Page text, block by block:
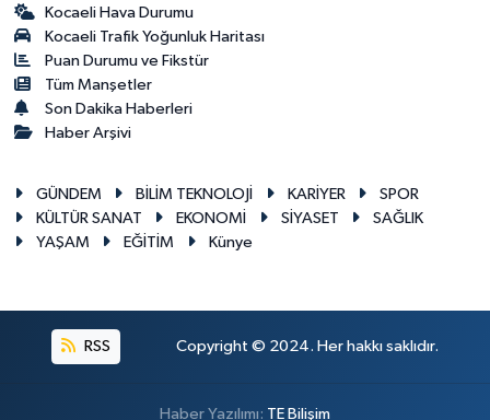
Kocaeli Hava Durumu
Kocaeli Trafik Yoğunluk Haritası
Puan Durumu ve Fikstür
Tüm Manşetler
Son Dakika Haberleri
Haber Arşivi
GÜNDEM BİLİM TEKNOLOJİ KARİYER
SPOR
KÜLTÜR SANAT
EKONOMİ SİYASET
SAĞLIK
YAŞAM
EĞİTİM Künye
RSS Copyright © 2024. Her hakkı saklıdır.
Haber Yazılımı: TE Bilişim